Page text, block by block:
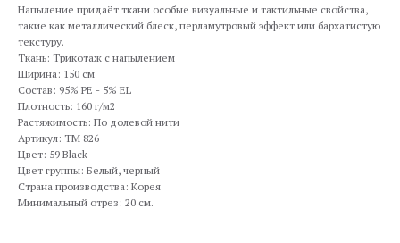
Напыление придаёт ткани особые визуальные и тактильные свойства,
такие как металлический блеск, перламутровый эффект или бархатистую
текстуру.
Ткань: Трикотаж с напылением
Ширина: 150 см
Состав: 95% PE - 5% EL
Плотность: 160 г/м2
Растяжимость: По долевой нити
Артикул: TM 826
Цвет: 59 Black
Цвет группы: Белый, черный
Страна производства: Корея
Минимальный отрез: 20 см.